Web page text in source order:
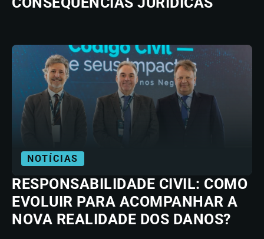
NOTÍCIAS
RESPONSABILIDADE CIVIL: COMO
EVOLUIR PARA ACOMPANHAR A
NOVA REALIDADE DOS DANOS?